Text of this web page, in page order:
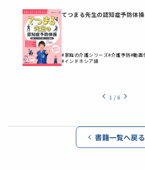
てつまる先生の認知症予防体操
#家庭の介護シリーズ#介護予防#動画
#インドネシア語
1 / 6
書籍一覧へ戻る